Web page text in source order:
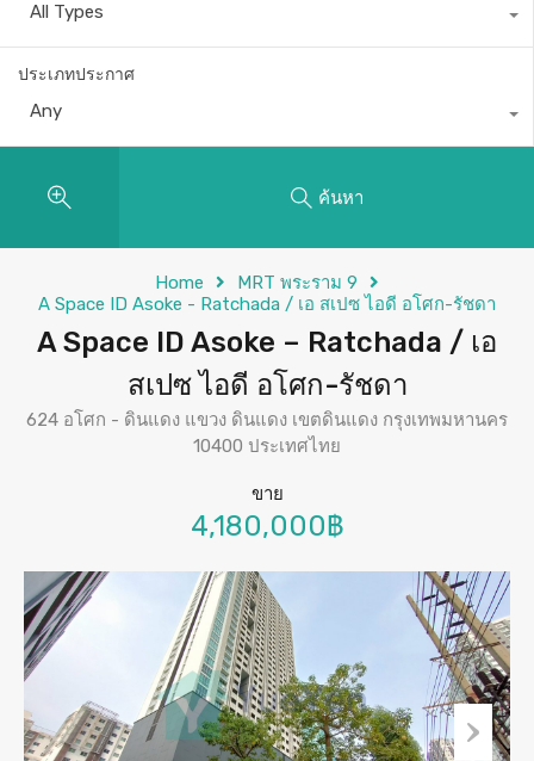
All Types
ประเภทประกาศ
Any
ค้นหา
Home
MRT พระราม 9
A Space ID Asoke - Ratchada / เอ สเปซ ไอดี อโศก-รัชดา
A Space ID Asoke – Ratchada / เอ
สเปซ ไอดี อโศก-รัชดา
624 อโศก - ดินแดง แขวง ดินแดง เขตดินแดง กรุงเทพมหานคร
10400 ประเทศไทย
ขาย
4,180,000฿